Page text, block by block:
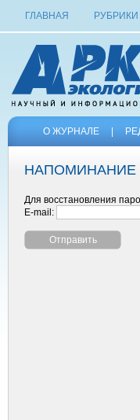
ГЛАВНАЯ
О ЖУРНАЛЕ
НАПОМИНАНИЕ
Для восстановления
E-mail: